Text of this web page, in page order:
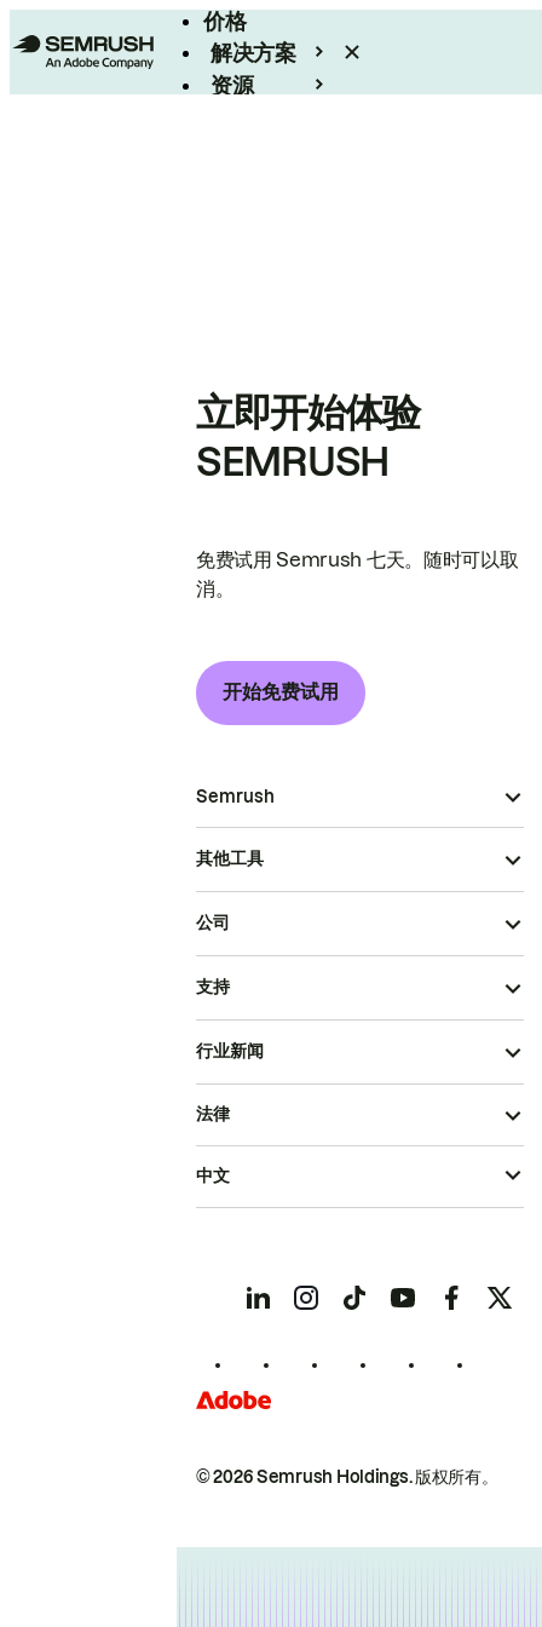
价格
解决方案
资源
立即开始体验
SEMRUSH
免费试用 Semrush 七天。随时可以取
消。
开始免费试用
Semrush
其他工具
公司
支持
行业新闻
© 2026 Semrush Holdings.版权所有。
法律
中文